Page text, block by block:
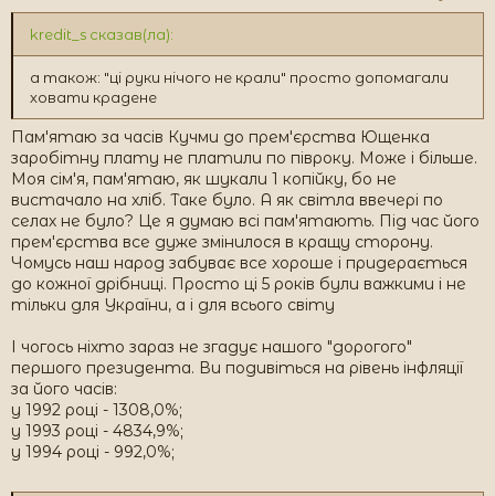
kredit_s сказав(ла):
а також: "ці руки нічого не крали" просто допомагали
ховати крадене
Пам'ятаю за часів Кучми до прем'єрства Ющенка
заробітну плату не платили по півроку. Може і більше.
Моя сім'я, пам'ятаю, як шукали 1 копійку, бо не
вистачало на хліб. Таке було. А як світла ввечері по
селах не було? Це я думаю всі пам'ятають. Під час його
прем'єрства все дуже змінилося в кращу сторону.
Чомусь наш народ забуває все хороше і придерається
до кожної дрібниці. Просто ці 5 років були важкими і не
тільки для України, а і для всього світу
І чогось ніхто зараз не згадує нашого "дорогого"
першого президента. Ви подивіться на рівень інфляції
за його часів:
у 1992 році - 1308,0%;
у 1993 році - 4834,9%;
у 1994 році - 992,0%;